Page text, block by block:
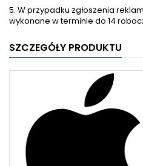
5. W przypadku zgłoszenia
wykonane w terminie do 14
SZCZEGÓŁY PRODUKTU